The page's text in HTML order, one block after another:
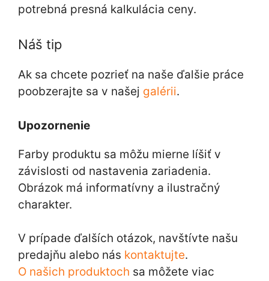
potrebná presná kalkulácia ceny.
Náš tip
Ak sa chcete pozrieť na naše ďalšie práce
poobzerajte sa v našej galérii.
Upozornenie
Farby produktu sa môžu mierne líšiť v
závislosti od nastavenia zariadenia.
Obrázok má informatívny a ilustračný
charakter.
V prípade ďalších otázok, navštívte našu
predajňu alebo nás kontaktujte.
O našich produktoch sa môžete viac